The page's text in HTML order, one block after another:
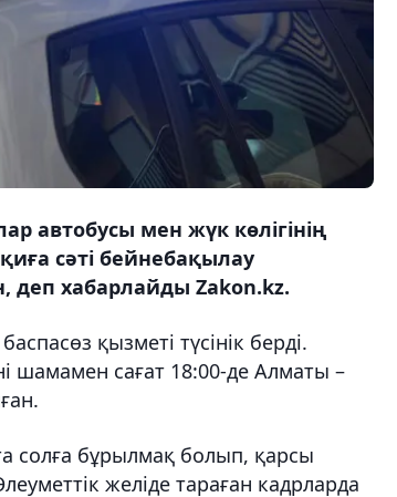
автобусы мен жүк көлігінің
сәті бейнебақылау
деп хабарлайды Zakon.kz.
қызметі түсінік берді.
шамамен сағат 18:00-де Алматы –
солға бұрылмақ болып, қарсы
желіде тараған кадрларда